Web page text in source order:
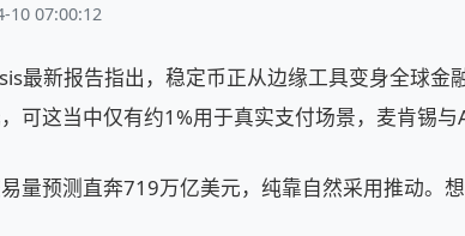
10 07:00:12
最新报告指出，稳定币正从边缘工具变身全球
可这当中仅有约1%用于真实支付场景，麦肯锡
量预测直奔719万亿美元，纯靠自然采用推动。